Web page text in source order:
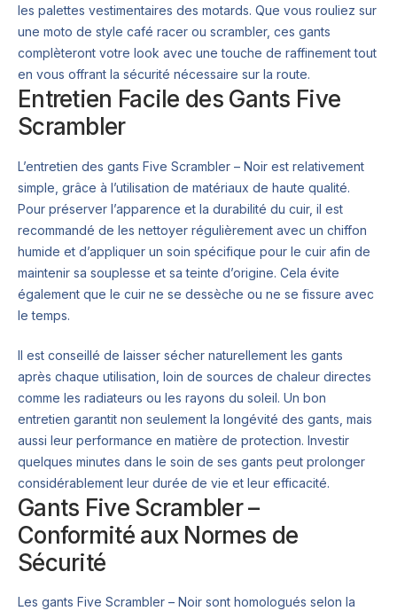
les palettes vestimentaires des motards. Que vous rouliez sur
une moto de style café racer ou scrambler, ces gants
complèteront votre look avec une touche de raffinement tout
en vous offrant la sécurité nécessaire sur la route.
Entretien Facile des Gants Five
Scrambler
L’entretien des gants Five Scrambler – Noir est relativement
simple, grâce à l’utilisation de matériaux de haute qualité.
Pour préserver l’apparence et la durabilité du cuir, il est
recommandé de les nettoyer régulièrement avec un chiffon
humide et d’appliquer un soin spécifique pour le cuir afin de
maintenir sa souplesse et sa teinte d’origine. Cela évite
également que le cuir ne se dessèche ou ne se fissure avec
le temps.
Il est conseillé de laisser sécher naturellement les gants
après chaque utilisation, loin de sources de chaleur directes
comme les radiateurs ou les rayons du soleil. Un bon
entretien garantit non seulement la longévité des gants, mais
aussi leur performance en matière de protection. Investir
quelques minutes dans le soin de ses gants peut prolonger
considérablement leur durée de vie et leur efficacité.
Gants Five Scrambler –
Conformité aux Normes de
Sécurité
Les gants Five Scrambler – Noir sont homologués selon la